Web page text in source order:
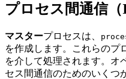
プロセス間通信（
マスタープロセスは、
を作成します。これらのプ
を介して処理されます。オ
セス間通信のためのいくつ